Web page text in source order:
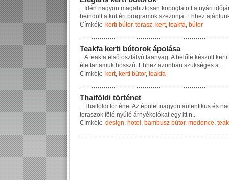
... dén nagyon magabiztosan kopogtatott a nyári időjá
beindu t a kü téri programok szezonja. Eh hez aján un
Címkék: kerti bútor, terasz, kert, teakfa, bútor
Teakfa kerti bútorok ápolása
...A teakfa e ső osztá yú faanyag.A be ő e készü t kerti
é ettartamu k hosszú. Eh hez azonban szü kséges a...
Címkék: kert, kerti bútor, teakfa
Thaiföldi történet
...Thaifö di történetAz épü et nagyon autenti kus és na
teraszok fö é nyú ó árnyé ko ókat egy itt n...
Címkék: design, hotel , bambusz bútor, medence,